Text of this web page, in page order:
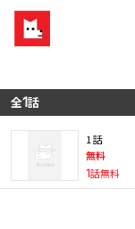
全1話
1 話
無料
1話無料